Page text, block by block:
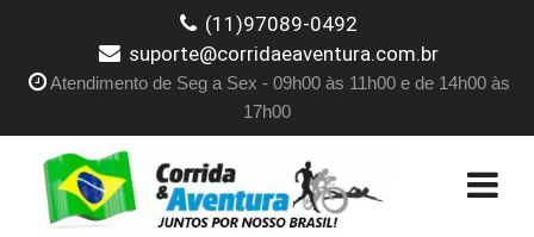
(11)97089-0492
suporte@corridaeaventura.com.br
Atendimento de Seg a Sex - 09h00 às 11h00 e de 14h00 às
17h00